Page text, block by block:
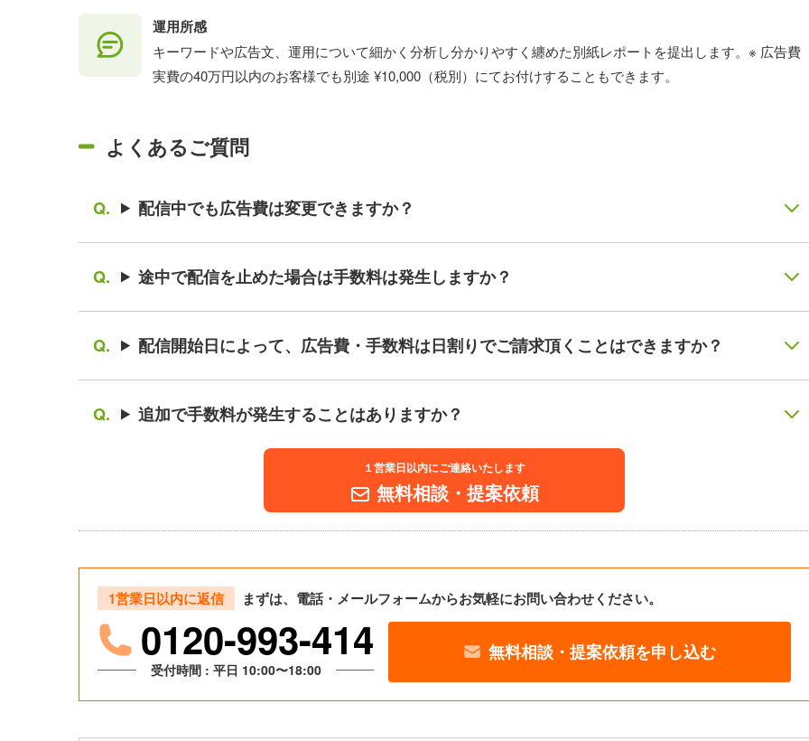
運用所感
キーワードや広告文、運用について細かく分析し分かりやすく纏めた別紙レポートを提出します。※ 広告費
実費の40万円以内のお客様でも別途 ¥10,000（税別）にてお付けすることもできます。
よくあるご質問
配信中でも広告費は変更できますか？
途中で配信を止めた場合は手数料は発生しますか？
配信開始日によって、広告費・手数料は日割りでご請求頂くことはできますか？
追加で手数料が発生することはありますか？
１営業日以内にご連絡いたします
無料相談・提案依頼
1営業日以内に返信 まずは、電話・メールフォームからお気軽にお問い合わせください。
0120-993-414
受付時間 : 平日 10:00〜18:00
無料相談・提案依頼を申し込む